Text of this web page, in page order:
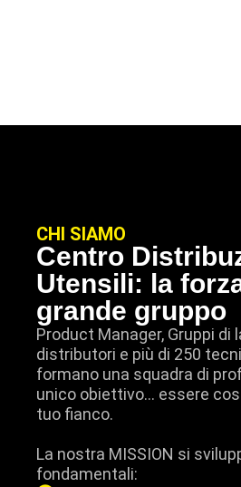
CHI SIAMO
Centro
Utensili: la
grande gruppo
Product Manager, Gruppi di
distributori e più di 250
formano una squadra di
unico obiettivo... essere
tuo fianco.
La nostra MISSION si
fondamentali: